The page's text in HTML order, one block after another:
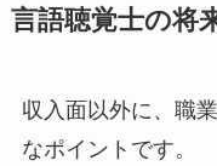
言語聴覚士の将
収入面以外に、職
なポイントです。